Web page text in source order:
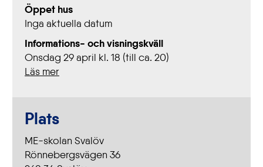
Öppet hus
Inga aktuella datum
Informations- och visningskväll
Onsdag 29 april kl. 18 (till ca. 20)
Läs mer
Plats
ME-skolan Svalöv
Rönnebergsvägen 36